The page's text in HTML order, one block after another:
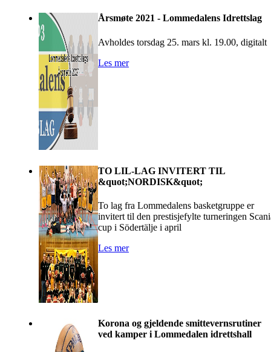
Årsmøte 2021 - Lommedalens Idrettslag
Avholdes torsdag 25. mars kl. 19.00, digitalt
Les mer
TO LIL-LAG INVITERT TIL
&quot;NORDISK&quot;
To lag fra Lommedalens basketgruppe er
invitert til den prestisjefylte turneringen
cup i Södertälje i april
Les mer
Korona og gjeldende smittevernsrutiner
ved kamper i Lommedalen idrettshall